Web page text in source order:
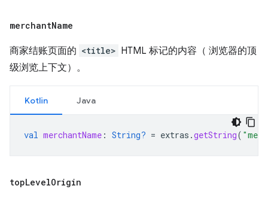
merchantName
商家结账页面的 <title> HTML 标记的内容（ 浏览器的顶
级浏览上下文）。
Kotlin Java
val merchantName : String? = extras .getString(
topLevelOrigin